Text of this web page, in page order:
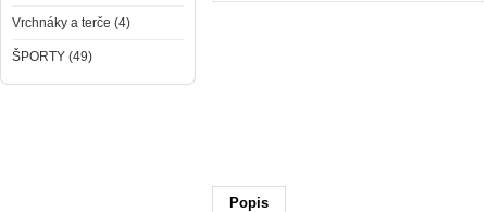
Vrchnáky a terče (4)
ŠPORTY (49)
Popis